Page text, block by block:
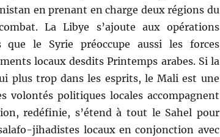
en prenant en charge deux régions du
La Libye s’ajoute aux opérations
que le Syrie préoccupe aussi les forces
locaux desdits Printemps arabes. Si la
plus trop dans les esprits, le Mali est une
volontés politiques locales accompagnent
redéfinie, s’étend à tout le Sahel pour
jihadistes locaux en conjonction avec